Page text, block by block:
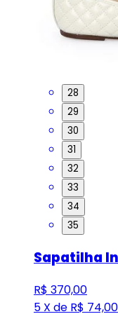
28
29
30
31
32
33
34
35
Sapatilha
R$ 370,00
5 X de R$ 74,00